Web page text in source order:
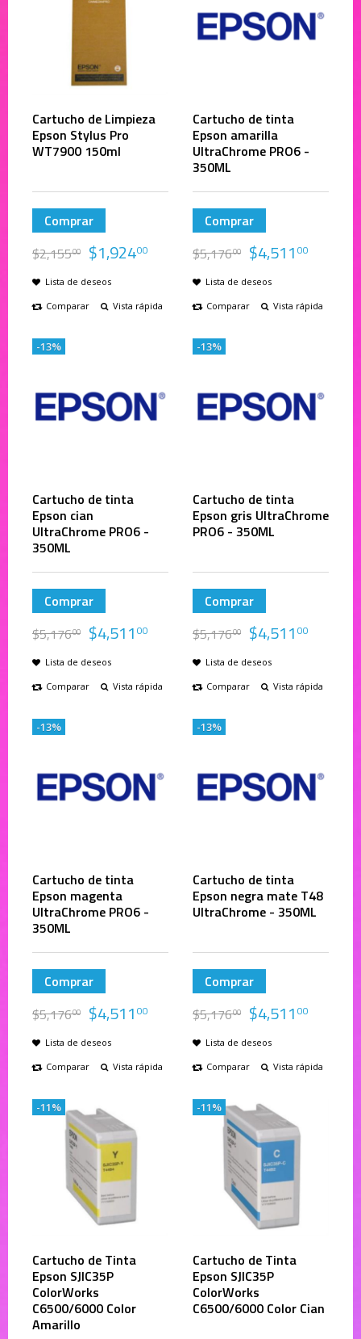
Cartucho de Limpieza
Epson Stylus Pro
WT7900 150ml
Comprar
$2,15500 $1,92400
Lista de deseos
Comparar
Vista rápida
Cartucho de tinta
Epson amarilla
UltraChrome PRO6 -
350ML
Comprar
$5,17600 $4,511 00
Lista de deseos
Comparar
Vista rápida
Cartucho de tinta
Epson cian
UltraChrome PRO6 -
350ML
Comprar
$5,17600 $4,511 00
Lista de deseos
Comparar
Vista rápida
-13%
Cartucho de tinta
Epson gris UltraChrome
PRO6 - 350ML
Comprar
$5,17600 $4,511 00
Lista de deseos
Comparar
Vista rápida
-13%
Cartucho de tinta
Epson magenta
UltraChrome PRO6 -
350ML
Comprar
$5,17600 $4,511 00
Lista de deseos
Comparar
Vista rápida
-13%
Cartucho de tinta
Epson negra mate T48
UltraChrome - 350ML
Comprar
$5,17600 $4,511 00
Lista de deseos
Comparar
Vista rápida
-13%
Cartucho de Tinta
Epson SJIC35P
ColorWorks
C6500/6000 Color
Amarillo
-11%
Cartucho de Tinta
Epson SJIC35P
ColorWorks
C6500/6000 Color Cian
-11%